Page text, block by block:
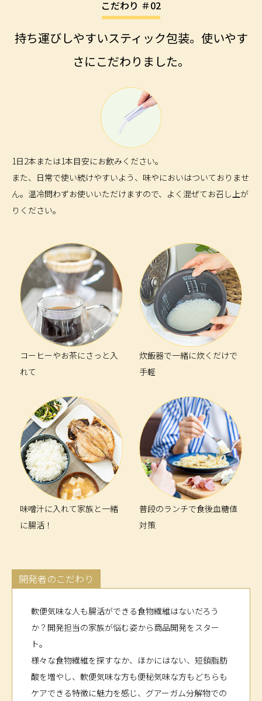
こだわり ＃02
持ち運びしやすいスティック包装。使いやす
さにこだわりました。
1日2本または1本目安にお飲みください。
また、日常で使い続けやすいよう、味やにおいはついておりませ
ん。温冷問わずお使いいただけますので、よく混ぜてお召し上が
りください。
コーヒーやお茶にさっと入
れて
炊飯器で一緒に炊くだけで
手軽
味噌汁に入れて家族と一緒
に腸活！
普段のランチで食後血糖値
対策
開発者のこだわり
軟便気味な人も腸活ができる食物繊維はないだろう
か？開発担当の家族が悩む姿から商品開発をスター
ト。
様々な食物繊維を探すなか、ほかにはない、短鎖脂肪
酸を増やし、軟便気味な方も便秘気味な方もどちらも
ケアできる特徴に魅力を感じ、グアーガム分解物での